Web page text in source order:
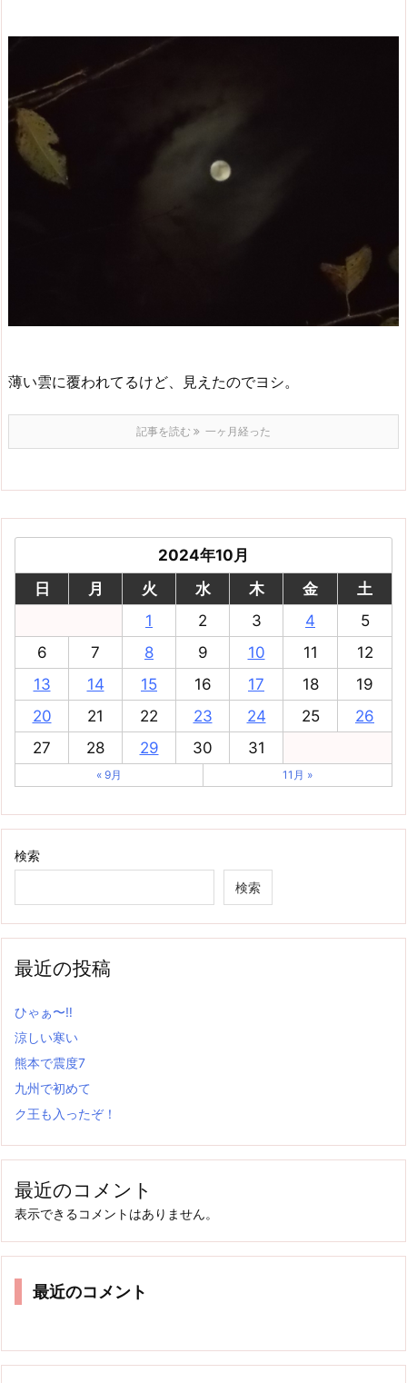
薄い雲に覆われてるけど、見えたのでヨシ。
記事を読む 一ヶ月経った
2024年10月
日
月 火 水 木 金
土
1
2 3 4
5
6
7 8 9 10 11
12
13
14 15 16 17 18
19
20
21 22 23 24 25
26
27
28 29 30 31
« 9月 11月 »
検索
検索
最近の投稿
ひゃぁ〜‼
涼しい寒い
熊本で震度7
九州で初めて
ク王も入ったぞ！
最近のコメント
表示できるコメントはありません。
最近のコメント